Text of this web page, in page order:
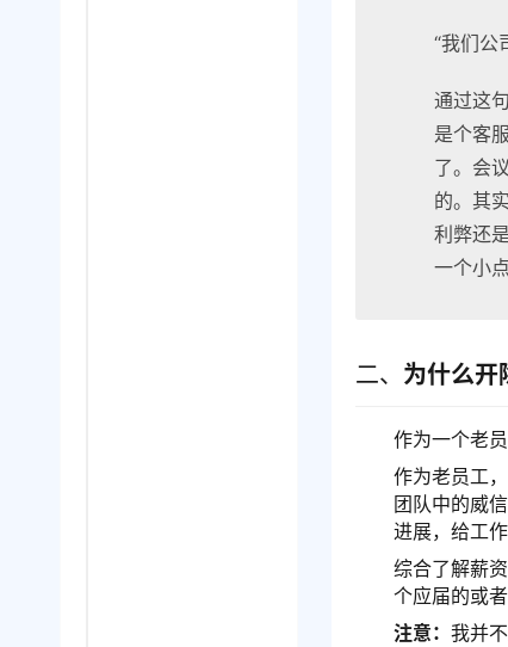
“我们公
通过这
是个客
了。会
的。其
利弊还
一个小点
二、 为什么开
作为一个老
作为老员工
团队中的威
进展，给工
综合了解薪
个应届的或
注意：我并